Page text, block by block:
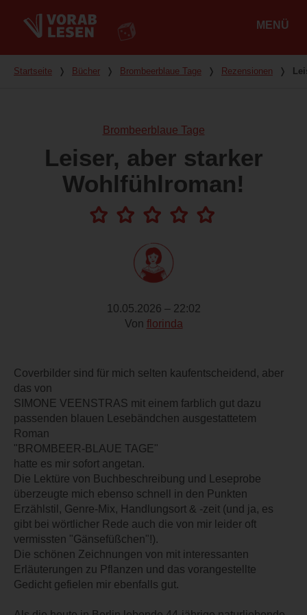
MENÜ
Du bist hier
Startseite ❭ Bücher ❭ Brombeerblaue Tage ❭ Rezensionen ❭
Brombeerblaue Tage
Leiser, aber starker
Wohlfühlroman!
10.05.2026 – 22:02
Von florinda
Coverbilder sind für mich selten kaufentscheidend, aber
das von
SIMONE VEENSTRAS mit einem farblich gut dazu
passenden blauen Lesebändchen ausgestattetem
Roman
"BROMBEER-BLAUE TAGE"
hatte es mir sofort angetan.
Die Lektüre von Buchbeschreibung und Leseprobe
überzeugte mich ebenso schnell in den Punkten
Erzählstil, Genre-Mix, Handlungsort & -zeit (und ja, es
gibt bei wörtlicher Rede auch die von mir leider oft
vermissten "Gänsefüßchen"!).
Die schönen Zeichnungen von mit interessanten
Erläuterungen zu Pflanzen und das vorangestellte
Gedicht gefielen mir ebenfalls gut.